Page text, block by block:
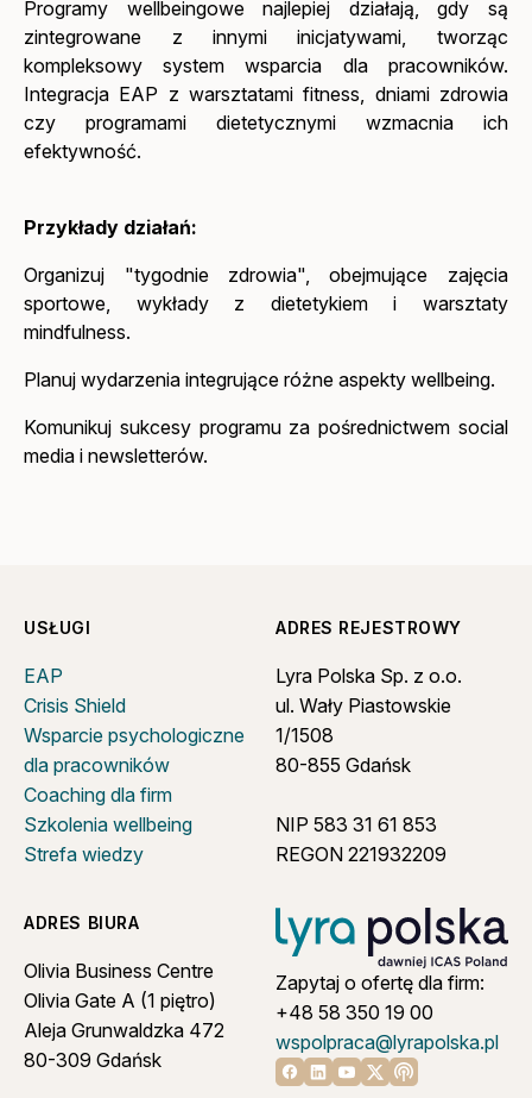
Programy wellbeingowe najlepiej działają, gdy są
zintegrowane z innymi inicjatywami, tworząc
kompleksowy system wsparcia dla pracowników.
Integracja EAP z warsztatami fitness, dniami zdrowia
czy programami dietetycznymi wzmacnia ich
efektywność.
Przykłady działań:
Organizuj "tygodnie zdrowia", obejmujące zajęcia
sportowe, wykłady z dietetykiem i warsztaty
mindfulness.
Planuj wydarzenia integrujące różne aspekty wellbeing.
Komunikuj sukcesy programu za pośrednictwem social
media i newsletterów.
USŁUGI
EAP
Crisis Shield
Wsparcie psychologiczne
dla pracowników
Coaching dla firm
Szkolenia wellbeing
Strefa wiedzy
ADRES REJESTROWY
Lyra Polska Sp. z o.o.
ul. Wały Piastowskie
1/1508
80-855 Gdańsk
NIP 583 31 61 853
REGON 221932209
ADRES BIURA
Olivia Business Centre
Olivia Gate A (1 piętro)
Aleja Grunwaldzka 472
80-309 Gdańsk
Zapytaj o ofertę dla firm:
+48 58 350 19 00
wspolpraca@lyrapolska.pl
Linkedin
Youtube
X Apple podcast